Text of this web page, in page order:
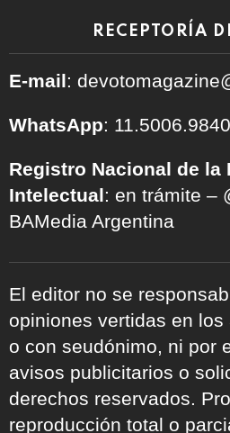
RECEPTORÍA
E-mail:
WhatsApp: 11.5006.9840
Registro Nacional de la
Intelectual: en trámite –
BAMedia Argentina
El editor no se
opiniones vertidas en
o con seudónimo, ni por
avisos publicitarios o
derechos reservados.
reproducción total o